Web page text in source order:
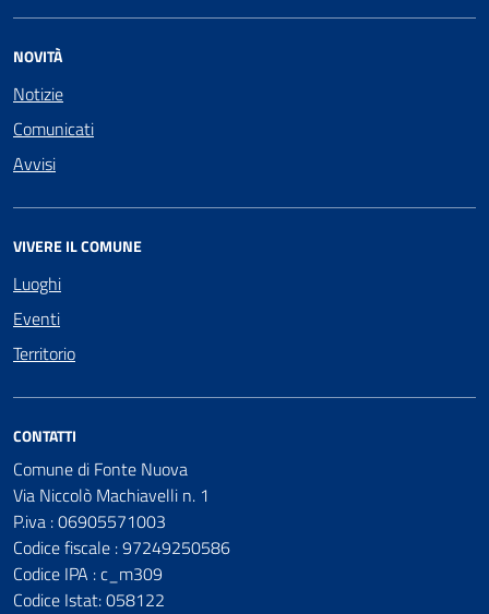
NOVITÀ
Notizie
Comunicati
Avvisi
VIVERE IL COMUNE
Luoghi
Eventi
Territorio
CONTATTI
Comune di Fonte Nuova
Via Niccolò Machiavelli n. 1
P.iva : 06905571003
Codice fiscale : 97249250586
Codice IPA : c_m309
Codice Istat: 058122